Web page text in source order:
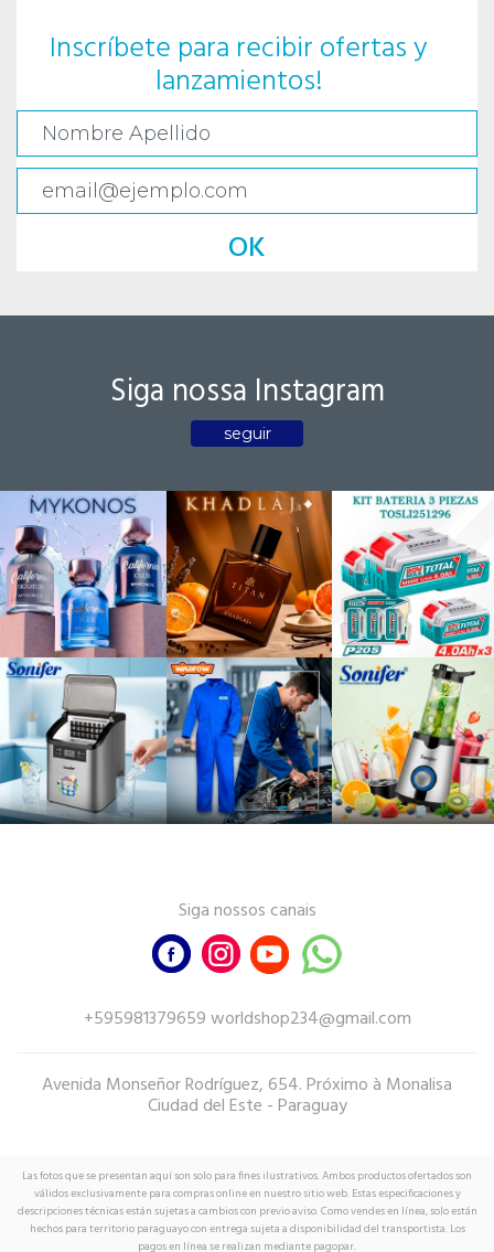
Inscríbete para recibir ofertas y
lanzamientos!
OK
Siga nossa Instagram
seguir
Siga nossos canais
+595981379659 worldshop234@gmail.com
Avenida Monseñor Rodríguez, 654. Próximo à Monalisa
Ciudad del Este - Paraguay
Las fotos que se presentan aquí son solo para fines ilustrativos. Ambos productos ofertados son
válidos exclusivamente para compras online en nuestro sitio web. Estas especificaciones y
descripciones técnicas están sujetas a cambios con previo aviso. Como vendes en línea, solo están
hechos para territorio paraguayo con entrega sujeta a disponibilidad del transportista. Los
pagos en línea se realizan mediante pagopar.